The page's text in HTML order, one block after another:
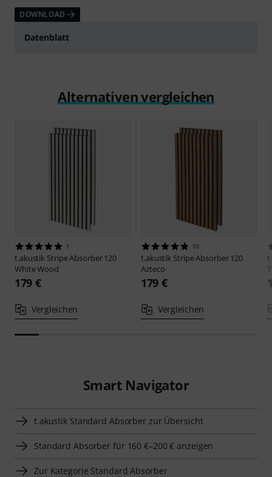
DOWNLOAD
Datenblatt
Alternativen vergleichen
1
t.akustik Stripe Absorber 120
White Wood
179 €
Vergleichen
10
t.akustik Stripe Absorber 120
Azteco
179 €
Vergleichen
Smart Navigator
t.akustik Standard Absorber zur Übersicht
Standard Absorber für 160 €–200 € anzeigen
Zur Kategorie Standard Absorber